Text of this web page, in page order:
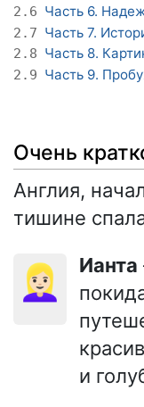
2.6 Часть 6.
2.7 Часть 7.
2.8 Часть 8.
2.9 Часть 9.
Очень
Англия,
тишине
👱🏻‍♀️ Ианта
и